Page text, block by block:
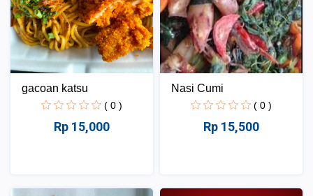
gacoan katsu
( 0 )
Rp 15,000
Nasi Cumi
( 0 )
Rp 15,500